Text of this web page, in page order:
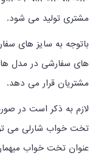
مشتری تولید می شود.
باتوجه به سایز های
های سفارشی در مدل
مشتریان قرار می دهد.
لازم به ذکر است در
تخت خواب شارلی می
عنوان تخت خواب